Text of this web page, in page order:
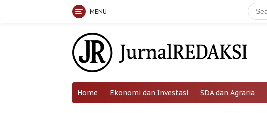
MENU
Home Ekonomi dan Investasi SDA dan Agraria